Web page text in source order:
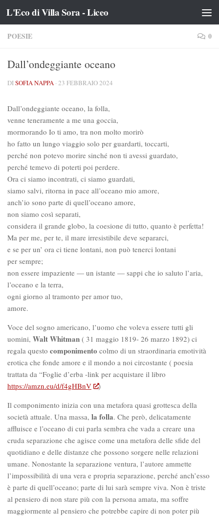
Salta al contenuto
L'Eco di Villa Sora - Liceo
POESIE 0
Dall’ondeggiante oceano
DISOFIA NAPPA · 23 FEBBRAIO 2024
Dall’ondeggiante oceano, la folla,
venne teneramente a me una goccia,
mormorando Io ti amo, tra non molto morirò
ho fatto un lungo viaggio solo per guardarti, toccarti,
perché non potevo morire sinché non ti avessi guardato,
perché temevo di poterti poi perdere.
Ora ci siamo incontrati, ci siamo guardati,
siamo salvi, ritorna in pace all’oceano mio amore,
anch’io sono parte di quell’oceano amore,
non siamo così separati,
considera il grande globo, la coesione di tutto, quanto è perfetta!
Ma per me, per te, il mare irresistibile deve separarci,
e se per un’ ora ci tiene lontani, non può tenerci lontani
per sempre;
non essere impaziente — un istante — sappi che io saluto l’aria,
l’oceano e la terra,
ogni giorno al tramonto per amor tuo,
amore.
Voce del sogno americano, l’uomo che voleva essere tutti gli
uomini, Walt Whitman ( 31 maggio 1819- 26 marzo 1892) ci
regala questo componimento colmo di un straordinaria emotività
erotica che fonde amore e il mondo a noi circostante ( poesia
trattata da “Foglie d’erba -link per acquistare il libro
https://amzn.eu/d/f4gHBnV
)
Il componimento inizia con una metafora quasi grottesca della
società attuale. Una massa, la folla. Che però, delicatamente
affluisce e l’oceano di cui parla sembra che vada a creare una
cruda separazione che agisce come una metafora delle sfide del
quotidiano e delle distanze che possono sorgere nelle relazioni
umane. Nonostante la separazione ventura, l’autore ammette
l’impossibilità di una vera e propria separazione, perché anch’esso
è parte di quell’oceano; parte di lui sarà sempre viva. Non è triste
al pensiero di non stare più con la persona amata, ma soffre
maggiormente al pensiero che potrebbe capire di non poter più